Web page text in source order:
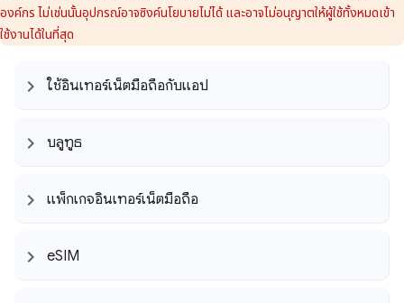
องค์กร ไม่เช่นนั้นอุปกรณ์อาจซิงค์นโยบายไม่ได้ และอาจไม่อนุญาตให้ผู้ใช้ทั้งหมดเข้า
ใช้งานได้ในที่สุด
ใช้อินเทอร์เน็ตมือถือกับแอป
บลูทูธ
แพ็กเกจอินเทอร์เน็ตมือถือ
eSIM